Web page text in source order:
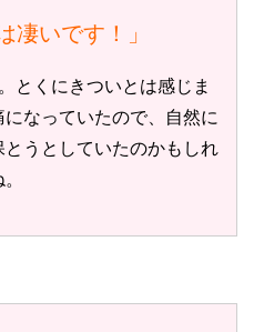
凄いです！」
とくにきついとは感じま
なっていたので、自然に
うとしていたのかもしれ